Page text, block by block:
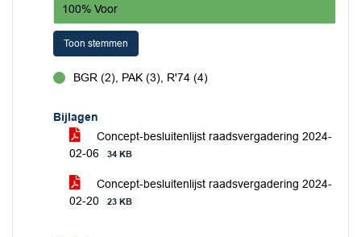
100% Voor
Toon stemmen
BGR (2), PAK (3), R'74 (4)
Bijlagen
Concept-besluitenlijst raadsvergadering 2024-
02-06
34 KB
Concept-besluitenlijst raadsvergadering 2024-
02-20
23 KB